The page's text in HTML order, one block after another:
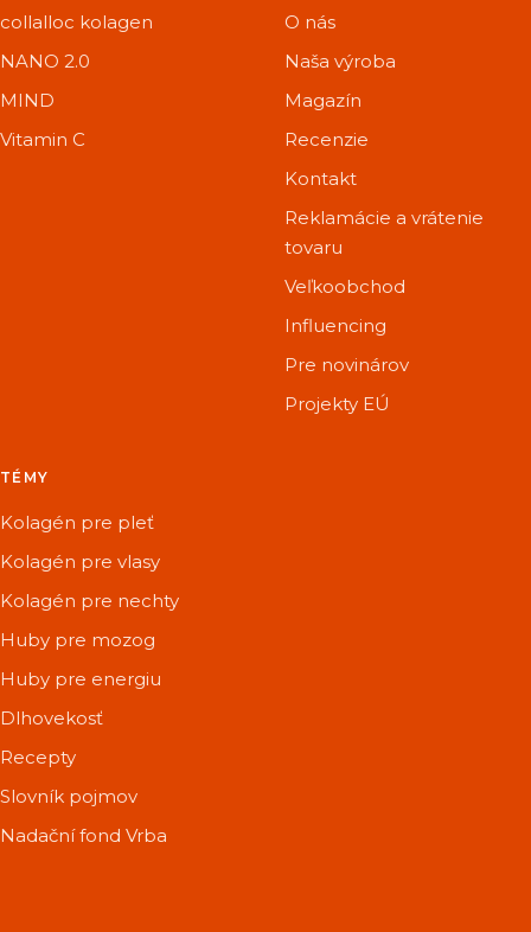
collalloc kolagen
NANO 2.0
MIND
Vitamin C
O nás
Naša výroba
Magazín
Recenzie
Kontakt
Reklamácie a vrátenie
tovaru
Veľkoobchod
Influencing
Pre novinárov
Projekty EÚ
TÉMY
Kolagén pre pleť
Kolagén pre vlasy
Kolagén pre nechty
Huby pre mozog
Huby pre energiu
Dlhovekosť
Recepty
Slovník pojmov
Nadační fond Vrba